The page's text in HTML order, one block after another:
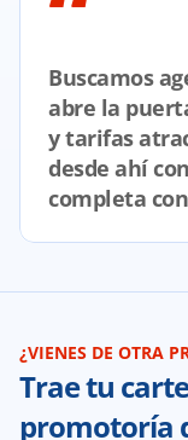
Buscamos
abre la
y tarifas
desde ahí
completa
¿VIENES DE OTRA
Trae tu
promotoría